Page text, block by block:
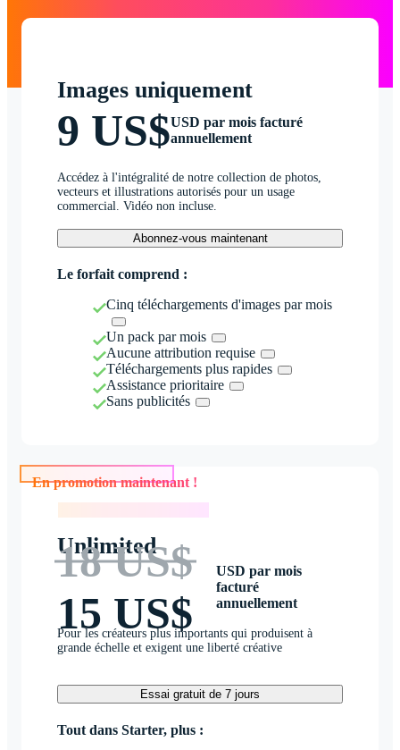
Images uniquement
9 US$USD par mois facturé
annuellement
Accédez à l'intégralité de notre collection de photos,
vecteurs et illustrations autorisés pour un usage
commercial. Vidéo non incluse.
Abonnez-vous maintenant
Le forfait comprend :
Cinq téléchargements d'images par mois
Un pack par mois
Aucune attribution requise
Téléchargements plus rapides
Assistance prioritaire
Sans publicités
En promotion maintenant !
Unlimited
18 US$
15 US$
USD par mois
facturé
annuellement
Pour les créateurs plus importants qui produisent à
grande échelle et exigent une liberté créative
Essai gratuit de 7 jours
Tout dans Starter, plus :